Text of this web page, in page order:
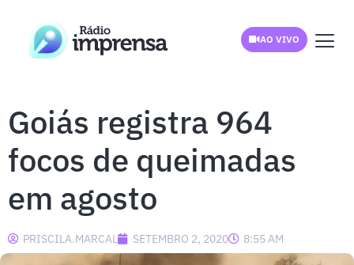
AO VIVO
Goiás registra 964
focos de queimadas
em agosto
PRISCILA.MARCAL SETEMBRO 2, 2020 8:55 AM